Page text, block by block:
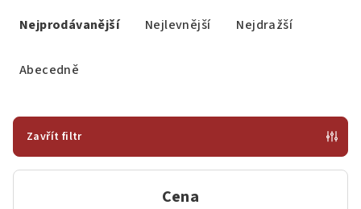
r
o
Nejprodávanější Nejlevnější Nejdražší
Abecedně
Zavřít filtr
Cena